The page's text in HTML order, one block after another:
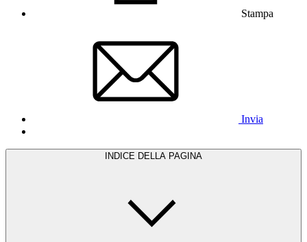
Stampa
Invia
INDICE DELLA PAGINA